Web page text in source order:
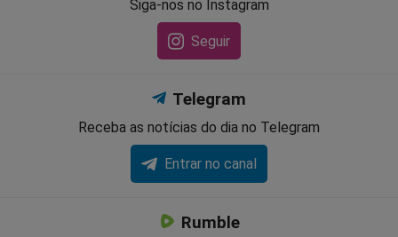
Siga-nos no Instagram
Seguir
Telegram
Receba as notícias do dia no Telegram
Entrar no canal
Rumble